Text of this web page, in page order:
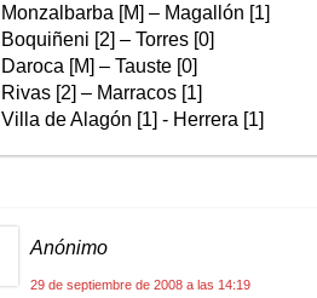
Monzalbarba [M] – Magallón [1]
Boquiñeni [2] – Torres [0]
Daroca [M] – Tauste [0]
Rivas [2] – Marracos [1]
Villa de Alagón [1] - Herrera [1]
Anónimo
29 de septiembre de 2008 a las 14:19